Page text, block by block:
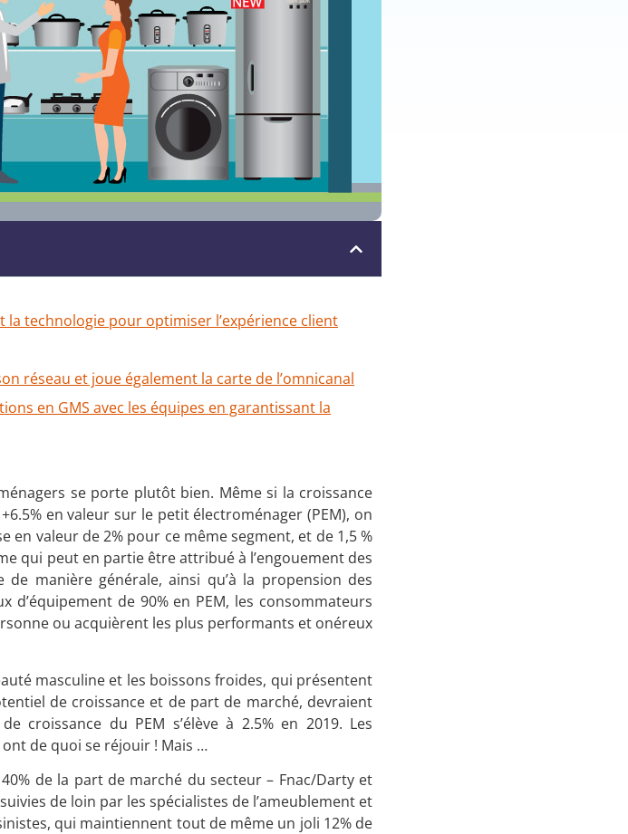
la technologie pour optimiser l’expérience client
réseau et joue également la carte de l’omnicanal
en GMS avec les équipes en garantissant la
se porte plutôt bien. Même si la croissance
en valeur sur le petit électroménager (PEM), on
en valeur de 2% pour ce même segment, et de 1,5 %
qui peut en partie être attribué à l’engouement des
manière générale, ainsi qu’à la propension des
d’équipement de 90% en PEM, les consommateurs
ou acquièrent les plus performants et onéreux
masculine et les boissons froides, qui présentent
de croissance et de part de marché, devraient
croissance du PEM s’élève à 2.5% en 2019. Les
de quoi se réjouir ! Mais …
de la part de marché du secteur – Fnac/Darty et
de loin par les spécialistes de l’ameublement et
qui maintiennent tout de même un joli 12% de